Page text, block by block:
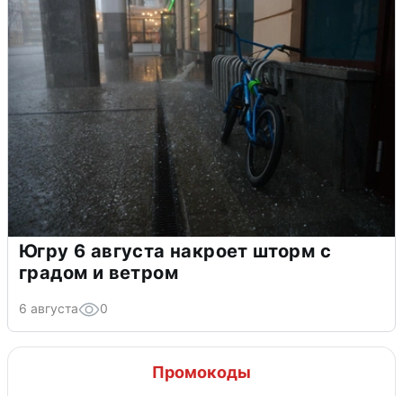
Югру 6 августа накроет шторм с
градом и ветром
6 августа 0
Промокоды